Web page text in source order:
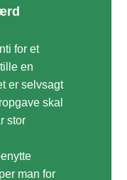
for et
en
er selvsagt
skal
stor
man for